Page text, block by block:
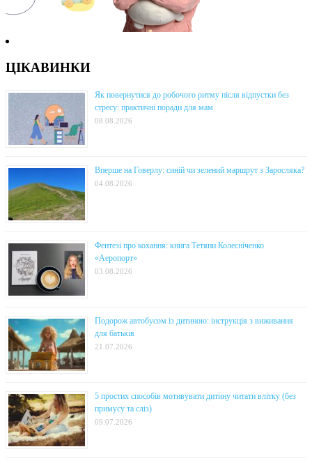
ЦІКАВИНКИ
Як повернутися до робочого ритму після відпустки без
стресу: практичні поради для мам
08.08.2026
Вперше на Говерлу: синій чи зелений маршрут з Заросляка?
04.08.2026
Фентезі про кохання: книга Тетяни Колесніченко
«Аеропорт»
03.08.2026
Подорож автобусом із дитиною: інструкція з виживання
для батьків
21.07.2026
5 простих способів мотивувати дитину читати влітку (без
примусу та сліз)
09.07.2026